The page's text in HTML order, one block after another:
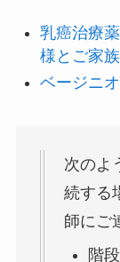
乳癌治療
様とご家
ベージニ
次のよ
続する
師にご
階